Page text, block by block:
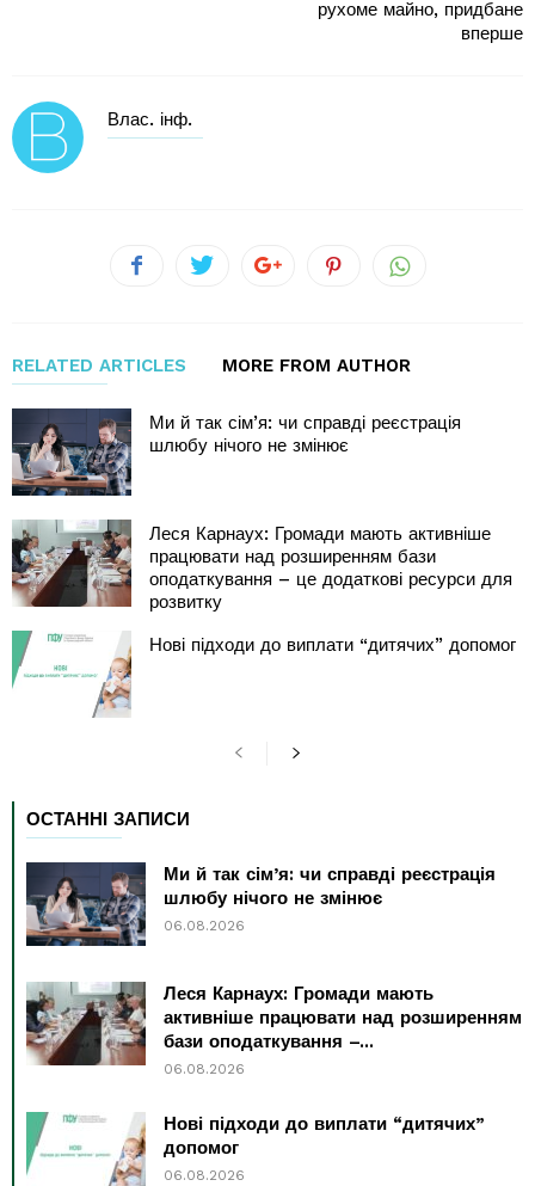
рухоме майно, придбане
вперше
Влас. інф.
RELATED ARTICLES MORE FROM AUTHOR
Ми й так сім’я: чи справді реєстрація
шлюбу нічого не змінює
Леся Карнаух: Громади мають активніше
працювати над розширенням бази
оподаткування – це додаткові ресурси для
розвитку
Нові підходи до виплати “дитячих” допомог
ОСТАННІ ЗАПИСИ
Ми й так сім’я: чи справді реєстрація
шлюбу нічого не змінює
06.08.2026
Леся Карнаух: Громади мають
активніше працювати над розширенням
бази оподаткування –...
06.08.2026
Нові підходи до виплати “дитячих”
допомог
06.08.2026